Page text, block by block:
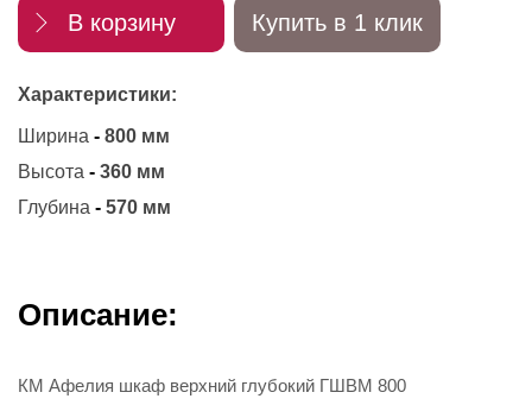
В корзину Купить в 1 клик
Характеристики:
Ширина - 800 мм
Высота - 360 мм
Глубина - 570 мм
Описание:
КМ Афелия шкаф верхний глубокий ГШВМ 800